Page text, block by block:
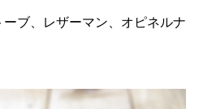
ーブ、レザーマン、オピネルナ